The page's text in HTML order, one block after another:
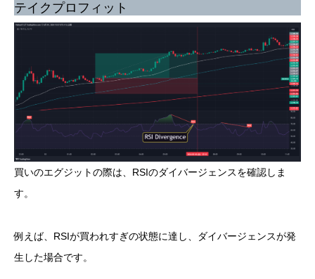
テイクプロフィット
買いのエグジットの際は、RSIのダイバージェンスを確認しま
す。
例えば、RSIが買われすぎの状態に達し、ダイバージェンスが発
生した場合です。